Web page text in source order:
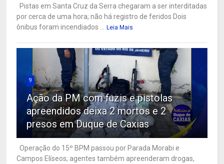
Pistas em Santa Cruz da Serra chegaram a ser interditadas
por cerca de uma hora; não há registro de feridos Dois
ônibus foram incendiados ...
Leia Mais
9
Ação da PM com fuzis e pistolas
apreendidos deixa 2 mortos e 2
presos em Duque de Caxias
Operação do 15º BPM passou por Parada Morabi e
Campos Elíseos; agentes também apreenderam drogas,